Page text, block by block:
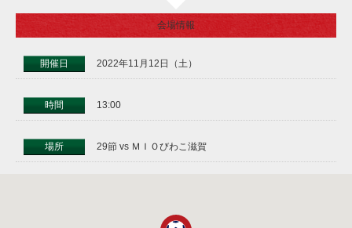
会場情報
開催日 2022年11月12日（土）
時間 13:00
場所 29節 vs ＭＩＯびわこ滋賀